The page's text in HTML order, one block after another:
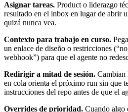
Asignar tareas. Product o liderazgo
resultado en el inbox en lugar de abrir
quizá nunca vea.
Contexto para trabajo en curso.
un enlace de diseño o restricciones
webhook”) para que el agente no
Redirigir a mitad de sesión. Cambian
en cola orienta el próximo run sin que
instrucciones del repo antes de que el
Overrides de prioridad. Cuando algo